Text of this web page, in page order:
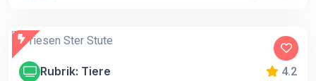
Rubrik: Tiere 4.2